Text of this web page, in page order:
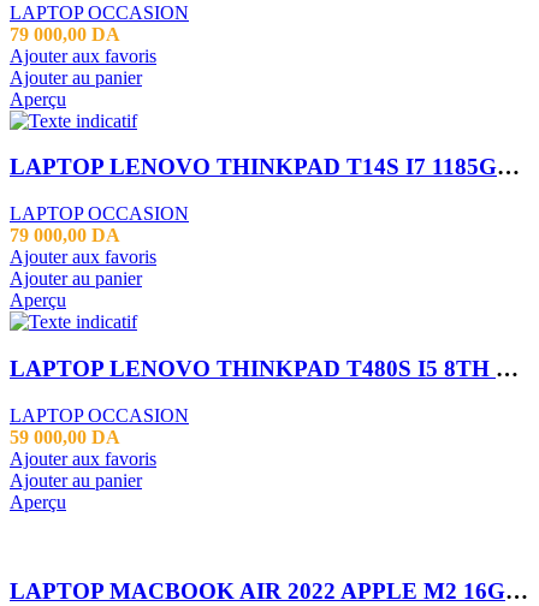
LAPTOP OCCASION
79 000,00 DA
Ajouter aux favoris
Ajouter au panier
Aperçu
LAPTOP LENOVO THINKPAD T14S I7 1185G7 16GB 512SSD 14″
LAPTOP OCCASION
79 000,00 DA
Ajouter aux favoris
Ajouter au panier
Aperçu
LAPTOP LENOVO THINKPAD T480S I5 8TH 16GB 256SSD 14″
LAPTOP OCCASION
59 000,00 DA
Ajouter aux favoris
Ajouter au panier
Aperçu
LAPTOP MACBOOK AIR 2022 APPLE M2 16GB 256SSD 13.6″